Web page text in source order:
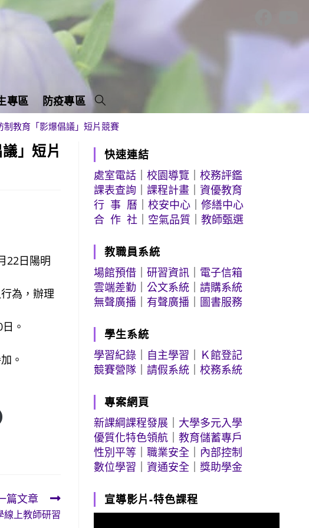
專區 防疫專區
教育「影爆倡議」短片競賽
」短片
22日陽明
為，辦理
。
。
篇文章
線上教師研習
快速連結
處室電話 ｜校園導覽 ｜校務評鑑
課表查詢 ｜課程計畫 ｜資優教育
行 事 曆 ｜校安中心 ｜修繕中心
合 作 社
空氣品質 ｜教師甄選
教職員系統
場館預借 ｜研習資訊
電子信箱
雲端差勤 ｜公文系統 ｜請購系統
無聲廣播
有聲廣播 圖書服務
學生系統
學習紀錄
自主學習
Ｋ館登記
競賽營隊 ｜請假系統 ｜校務系統
專案網頁
新課綱課程發展
大學多元入學
優質化特色領航 ｜教育儲蓄專戶
性別平等 ｜職業安全
內部控制
數位學習 ｜資通安全 ｜獎助學金
宣導影片-特色課程